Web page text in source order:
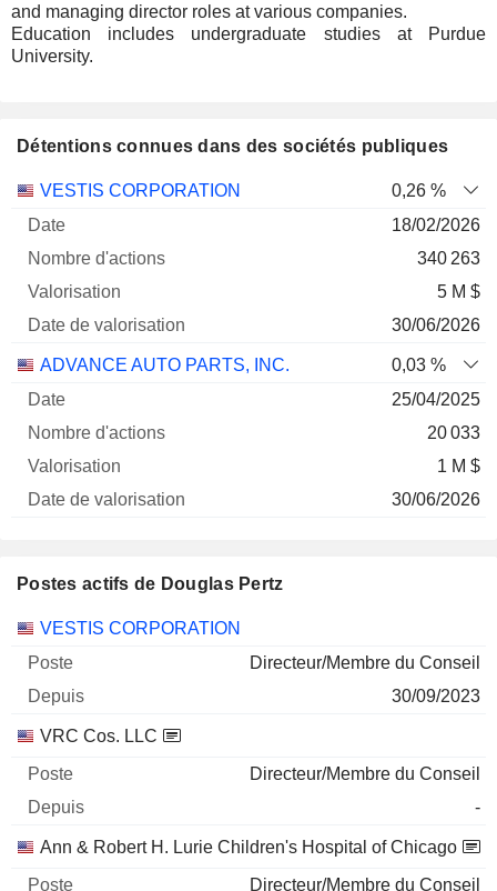
and managing director roles at various companies.
Education includes undergraduate studies at Purdue
University.
Détentions connues dans des sociétés publiques
Nombre
Date de
VESTIS CORPORATION
0,26 %
18/02/2026
340 263
5 M $
30/06/2026
ADVANCE AUTO PARTS, INC.
0,03 %
25/04/2025
20 033
1 M $
30/06/2026
Postes actifs de Douglas Pertz
Sociétés Poste Début
VESTIS CORPORATION
Directeur/Membre du Conseil
30/09/2023
VRC Cos. LLC
Directeur/Membre du Conseil
-
Ann & Robert H. Lurie Children's Hospital of Chicago
Directeur/Membre du Conseil